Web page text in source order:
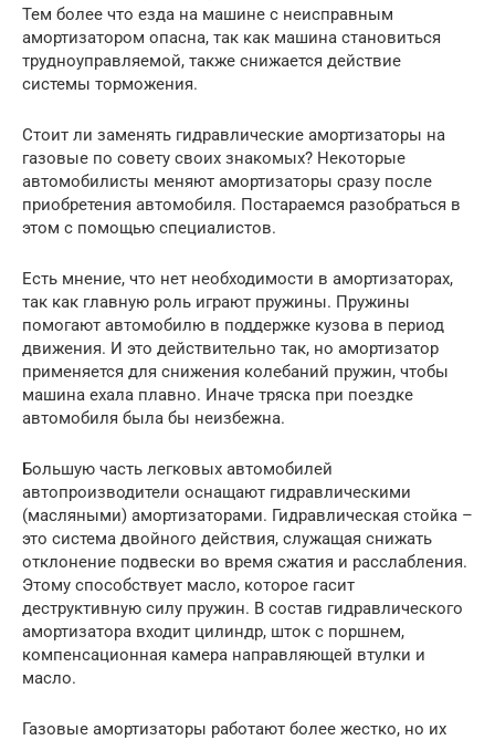
Тем более что езда на машине с неисправным
амортизатором опасна, так как машина становиться
трудноуправляемой, также снижается действие
системы торможения.
Стоит ли заменять гидравлические амортизаторы на
газовые по совету своих знакомых? Некоторые
автомобилисты меняют амортизаторы сразу после
приобретения автомобиля. Постараемся разобраться в
этом с помощью специалистов.
Есть мнение, что нет необходимости в амортизаторах,
так как главную роль играют пружины. Пружины
помогают автомобилю в поддержке кузова в период
движения. И это действительно так, но амортизатор
применяется для снижения колебаний пружин, чтобы
машина ехала плавно. Иначе тряска при поездке
автомобиля была бы неизбежна.
Большую часть легковых автомобилей
автопроизводители оснащают гидравлическими
(масляными) амортизаторами. Гидравлическая стойка –
это система двойного действия, служащая снижать
отклонение подвески во время сжатия и расслабления.
Этому способствует масло, которое гасит
деструктивную силу пружин. В состав гидравлического
амортизатора входит цилиндр, шток с поршнем,
компенсационная камера направляющей втулки и
масло.
Газовые амортизаторы работают более жестко, но их